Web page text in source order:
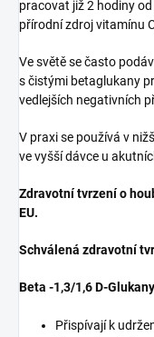
pracovat již 2 hodiny
přírodní zdroj vitamínu
Ve světě se často
s čistými betaglukany
vedlejších negativních
V praxi se používá v
ve vyšší dávce u
Zdravotní tvrzení o
EU.
Schválená zdravotní
Beta -1,3/1,6 D-Glukany
Přispívají k